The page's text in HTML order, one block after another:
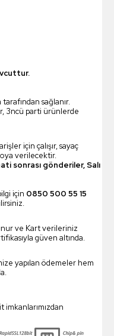
sağlanır.
3ncü parti ürünlerde
için çalışır, sayaç
verilecektir.
sonrası gönderiler, Salı
için 0850 500 55 15
ve Kart verileriniz
güven altında.
yapılan ödemeler hem
imkanlarımızdan